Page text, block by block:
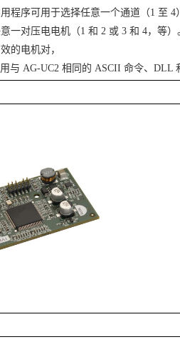
程序可用于选择任意一个通道（1 至 4
一对压电电机（1 和 2 或 3 和 4，等）
的电机对，
与 AG-UC2 相同的 ASCII 命令、DLL